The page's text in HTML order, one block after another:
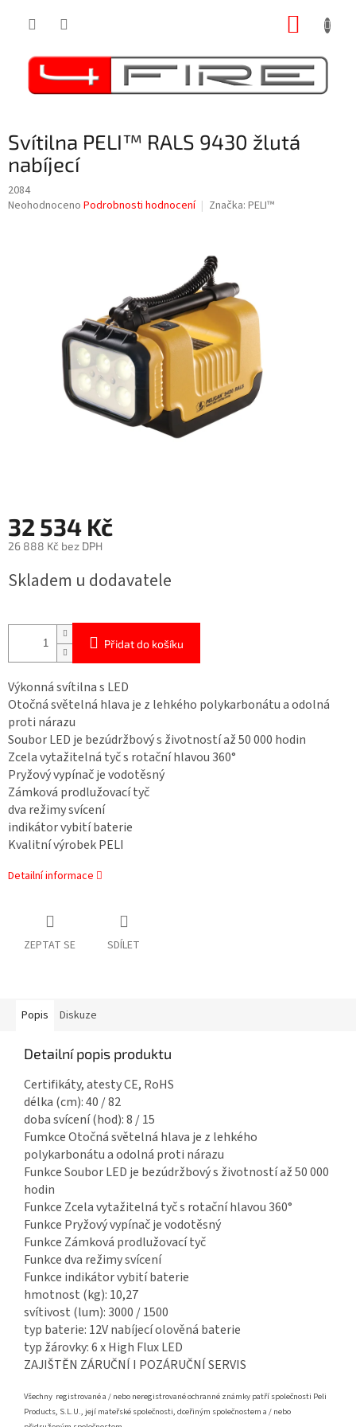
Svítilna PELI™ RALS 9430 žlutá
nabíjecí
2084
Průměrné
Neohodnoceno Podrobnosti hodnocení Značka: PELI™
32 534 Kč
26 888 Kč bez DPH
cena:
Skladem u dodavatele
Přidat do košíku
Výkonná svítilna s LED
Otočná světelná hlava je z lehkého polykarbonátu a odolná
proti nárazu
Soubor LED je bezúdržbový s životností až 50 000 hodin
Zcela vytažitelná tyč s rotační hlavou 360°
Pryžový vypínač je vodotěsný
Zámková prodlužovací tyč
dva režimy svícení
indikátor vybití baterie
Kvalitní výrobek PELI
Detailní informace
ZEPTAT SE SDÍLET
Popis Diskuze
Detailní popis produktu
Certifikáty, atesty CE, RoHS
délka (cm): 40 / 82
doba svícení (hod): 8 / 15
Fumkce Otočná světelná hlava je z lehkého
polykarbonátu a odolná proti nárazu
Funkce Soubor LED je bezúdržbový s životností až 50 000
hodin
Funkce Zcela vytažitelná tyč s rotační hlavou 360°
Funkce Pryžový vypínač je vodotěsný
Funkce Zámková prodlužovací tyč
Funkce dva režimy svícení
Funkce indikátor vybití baterie
hmotnost (kg): 10,27
svítivost (lum): 3000 / 1500
typ baterie: 12V nabíjecí olověná baterie
typ žárovky: 6 x High Flux LED
ZAJIŠTĚN ZÁRUČNÍ I POZÁRUČNÍ SERVIS
Všechny registrované a / nebo neregistrované ochranné známky patří společnosti Peli
Products, S.L.U., její mateřské společnosti, dceřiným společnostem a / nebo